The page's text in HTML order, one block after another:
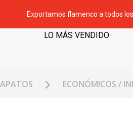
Exportamos flamenco a todos
LO MÁS VENDIDO
ECONÓMICOS /